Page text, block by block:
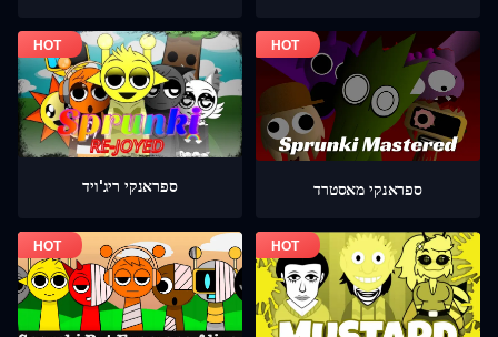
ספראנקי ריג'ויד ספראנקי מאסטרד